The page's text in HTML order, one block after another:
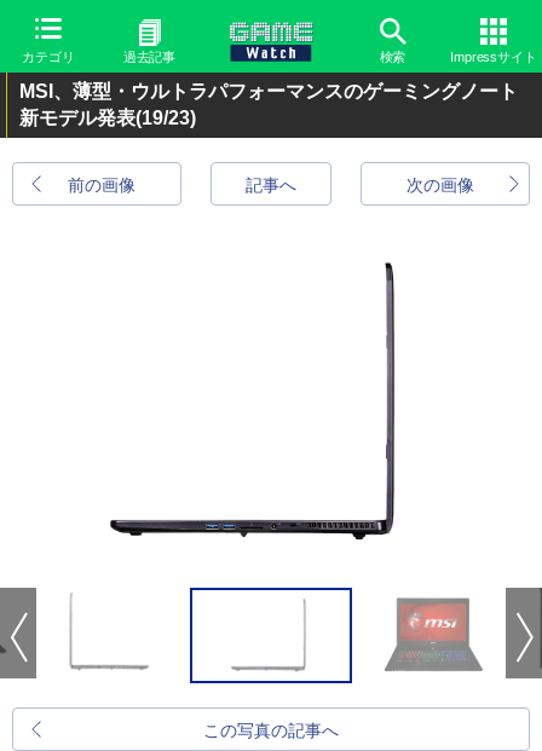
カテゴリ 過去記事 検索 Impressサイト
MSI、薄型・ウルトラパフォーマンスのゲーミングノート
新モデル発表(19/23)
前の画像 次の画像
記事へ
この写真の記事へ